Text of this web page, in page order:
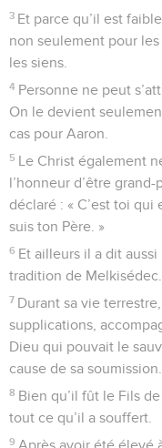
3 Et parce qu’il est
non seulement pour
les siens.
4 Personne ne peut
On le devient
cas pour Aaron.
5 Le Christ également
l’honneur d’être
déclaré : « C’est toi qui
suis ton Père. »
6 Et ailleurs il a dit
tradition de
7 Durant sa vie
supplications,
Dieu qui pouvait le
cause de sa soumission.
8 Bien qu’il fût le Fils
tout ce qu’il a souffert.
9 Après avoir été élevé